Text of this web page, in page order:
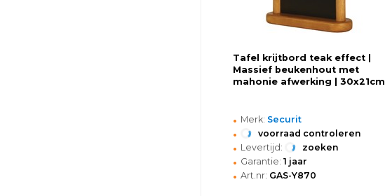
Tafel krijtbord teak effect |
Massief beukenhout met
mahonie afwerking | 30x21cm
• Merk: Securit
• voorraad controleren
• Levertijd: zoeken
• Garantie: 1 jaar
• Art.nr: GAS-Y870